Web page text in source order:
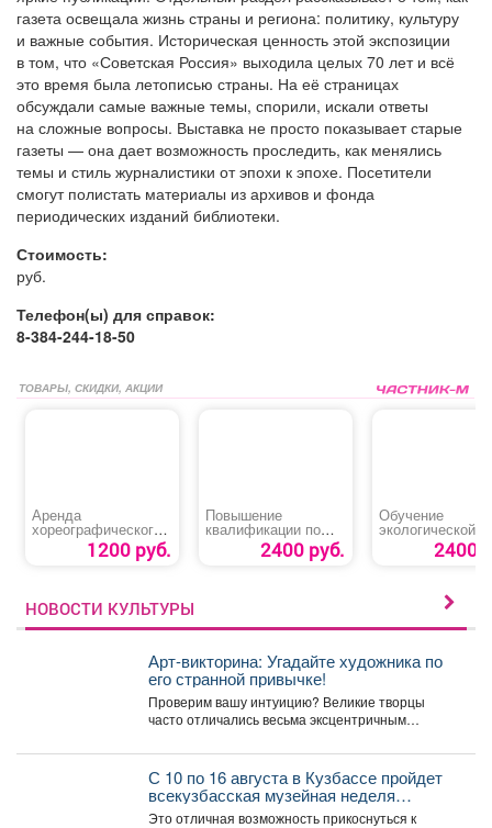
газета освещала жизнь страны и региона: политику, культуру
и важные события. Историческая ценность этой экспозиции
в том, что «Советская Россия» выходила целых 70 лет и всё
это время была летописью страны. На её страницах
обсуждали самые важные темы, спорили, искали ответы
на сложные вопросы. Выставка не просто показывает старые
газеты — она дает возможность проследить, как менялись
темы и стиль журналистики от эпохи к эпохе. Посетители
смогут полистать материалы из архивов и фонда
периодических изданий библиотеки.
Стоимость:
руб.
Телефон(ы) для справок:
8-384-244-18-50
ТОВАРЫ, СКИДКИ, АКЦИИ
Аренда
хореографического
зала 1200 руб.
Повышение
квалификации по
областям
промышленной2400 руб.
Обучение
экологической
безопасности
обращении с
2400
НОВОСТИ КУЛЬТУРЫ
Арт-викторина: Угадайте художника по
его странной привычке!
Проверим вашу интуицию? Великие творцы
часто отличались весьма эксцентричным
правильного...
С 10 по 16 августа в Кузбассе пройдет
всекузбасская музейная неделя
археологии и палеонтологии.
Это отличная возможность прикоснуться к